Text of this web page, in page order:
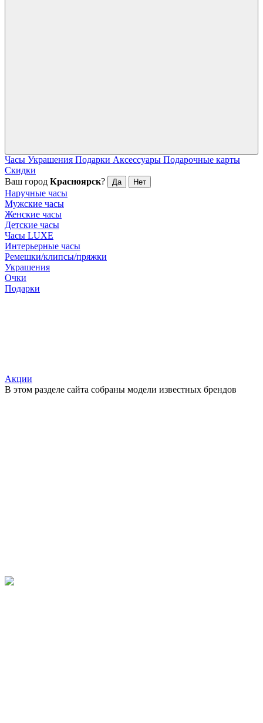
Часы Украшения Подарки Аксессуары Подарочные карты
Скидки
Ваш город Красноярск? Да Нет
Наручные часы
Мужские часы
Женские часы
Детские часы
Часы LUXE
Интерьерные часы
Ремешки/клипсы/пряжки
Украшения
Очки
Подарки
Акции
В этом разделе сайта собраны модели известных брендов